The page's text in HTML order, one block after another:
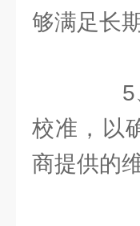
够满足长
5、
校准，以
商提供的